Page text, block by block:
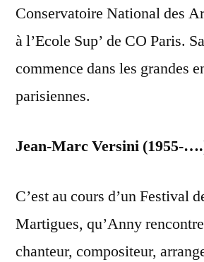
Conservatoire National des
à l’Ecole Sup’ de CO Paris.
commence dans les grandes
parisiennes.
Jean-Marc Versini (1955-
C’est au cours d’un Festival
Martigues, qu’Anny
chanteur, compositeur,